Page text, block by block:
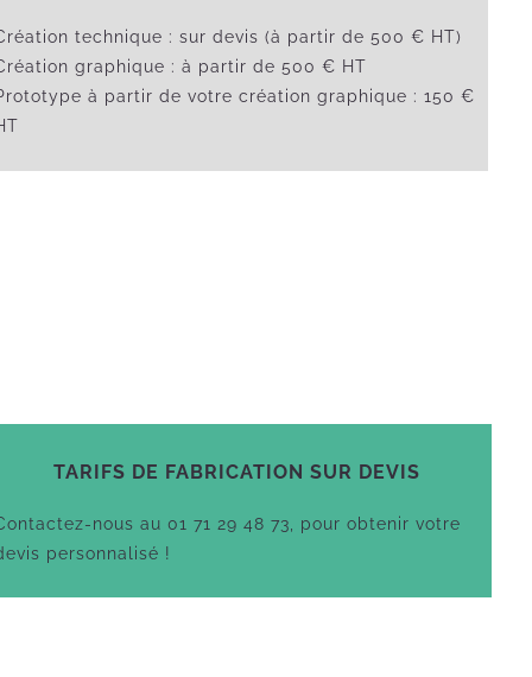
technique : sur devis (à partir de 500 € HT)
graphique : à partir de 500 € HT
à partir de votre création graphique : 150 €
TARIFS DE FABRICATION SUR DEVIS
nous au 01 71 29 48 73, pour obtenir votre
personnalisé !